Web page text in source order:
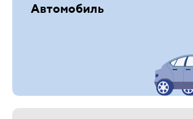
Автомобиль